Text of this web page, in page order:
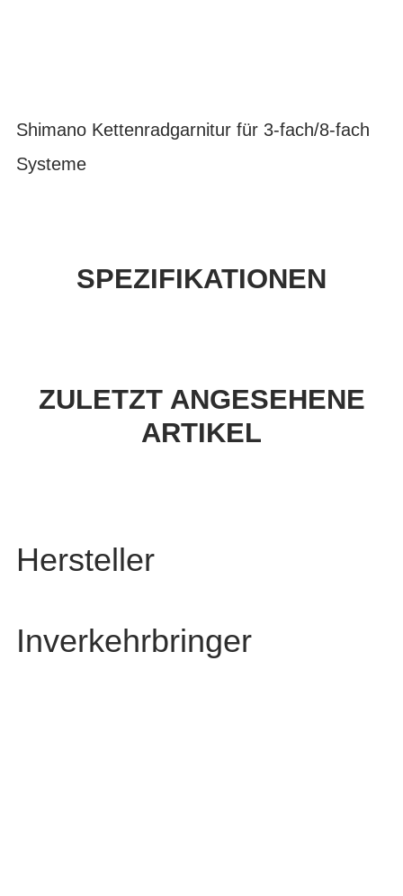
Shimano Kettenradgarnitur für 3-fach/8-fach
Systeme
SPEZIFIKATIONEN
ZULETZT ANGESEHENE
ARTIKEL
Hersteller
Inverkehrbringer